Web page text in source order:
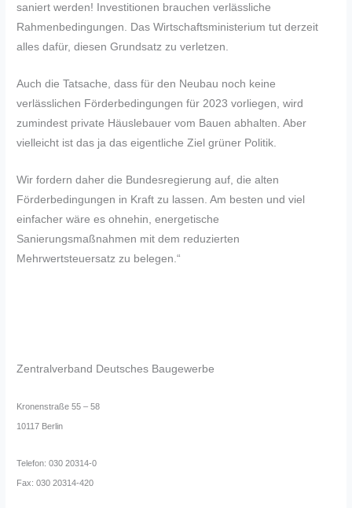
saniert werden! Investitionen brauchen verlässliche
Rahmenbedingungen. Das Wirtschaftsministerium tut derzeit
alles dafür, diesen Grundsatz zu verletzen.
Auch die Tatsache, dass für den Neubau noch keine
verlässlichen Förderbedingungen für 2023 vorliegen, wird
zumindest private Häuslebauer vom Bauen abhalten. Aber
vielleicht ist das ja das eigentliche Ziel grüner Politik.
Wir fordern daher die Bundesregierung auf, die alten
Förderbedingungen in Kraft zu lassen. Am besten und viel
einfacher wäre es ohnehin, energetische
Sanierungsmaßnahmen mit dem reduzierten
Mehrwertsteuersatz zu belegen.“
Zentralverband Deutsches Baugewerbe
Kronenstraße 55 – 58
10117 Berlin
Telefon: 030 20314-0
Fax: 030 20314-420